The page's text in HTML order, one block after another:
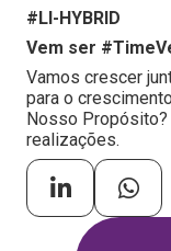
#LI-HYBRID
Vem ser
Vamos crescer
para o
Nosso Propósito?
realizações.